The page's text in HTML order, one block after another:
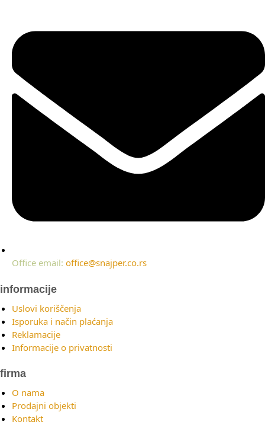
Office email: office@snajper.co.rs
informacije
Uslovi koriščenja
Isporuka i način plaćanja
Reklamacije
Informacije o privatnosti
firma
O nama
Prodajni objekti
Kontakt